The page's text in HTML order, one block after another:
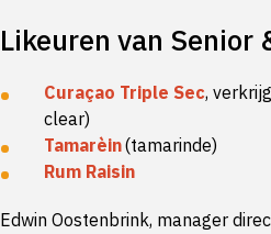
Likeuren van Senior
Curaçao Triple Sec,
clear)
Tamarèin(tamarinde)
Rum Raisin
Edwin Oostenbrink, manager